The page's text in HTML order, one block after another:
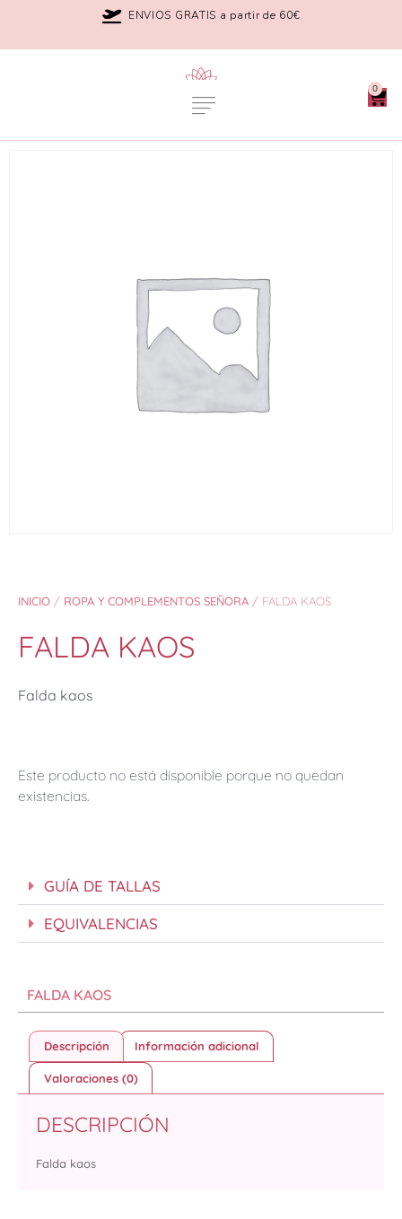
ENVIOS GRATIS a partir de 60€
0
INICIO / ROPA Y COMPLEMENTOS SEÑORA / FALDA KAOS
FALDA KAOS
Falda kaos
Este producto no está disponible porque no quedan
existencias.
GUÍA DE TALLAS
EQUIVALENCIAS
FALDA KAOS
Descripción Información adicional
Valoraciones (0)
DESCRIPCIÓN
Falda kaos